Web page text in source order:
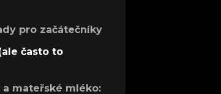
pro začátečníky
často to
mateřské mléko: